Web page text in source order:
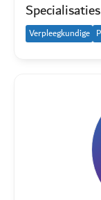
Specialisaties
Verpleegkundige